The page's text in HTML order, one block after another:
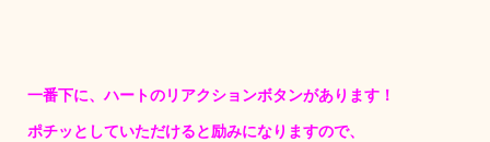
一番下に、ハートのリアクションボタンがあります！
ポチッとしていただけると励みになりますので、